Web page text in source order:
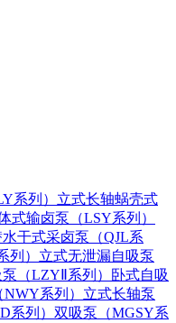
系列） 立式长轴蜗壳式
式输卤泵（LSY系列）
干式采卤泵（QJL系
列） 立式无泄漏自吸泵
（LZYⅡ系列）
卧式自吸
系列） 立式长轴泵
系列） 双吸泵（MGSY系